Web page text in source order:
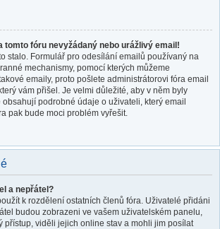
tomto fóru nevyžádaný nebo urážlivý email!
stalo. Formulář pro odesílání emailů používaný na
mechanismy, pomocí kterých můžeme
emaily, proto pošlete administrátorovi fóra email
vám přišel. Je velmi důležité, aby v něm byly
podrobné údaje o uživateli, který email
pak bude moci problém vyřešit.
a nepřátel?
k rozdělení ostatních členů fóra. Uživatelé přidáni
budou zobrazeni ve vašem uživatelském panelu,
přístup, viděli jejich online stav a mohli jim posílat